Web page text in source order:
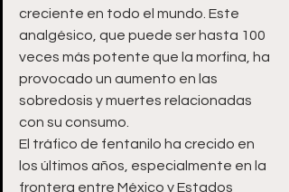
creciente en todo el mundo. Este
analgésico, que puede ser hasta 100
veces más potente que la morfina, ha
provocado un aumento en las
sobredosis y muertes relacionadas
con su consumo.
El tráfico de fentanilo ha crecido en
los últimos años, especialmente en la
frontera entre México y Estados